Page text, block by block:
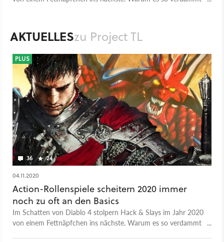
AKTUELLESzu Project TL
36 24
PLUS
04.11.2020
Action-Rollenspiele scheitern 2020 immer
noch zu oft an den Basics
Im Schatten von Diablo 4 stolpern Hack & Slays im Jahr 2020
von einem Fettnäpfchen ins nächste. Warum es so verdammt